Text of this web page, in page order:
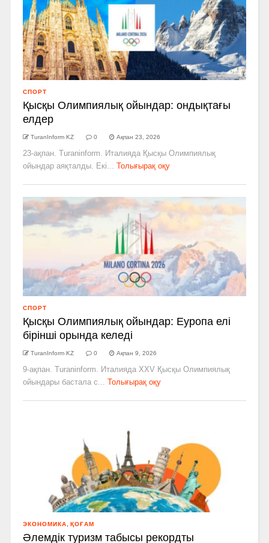
СПОРТ
Қысқы Олимпиялық ойындар: ондықтағы
елдер
TuranInform KZ 0 Ақпан 23, 2026
23-ақпан. Turaninform. Италияда Қысқы Олимпиялық
ойындар аяқталды. Екі...
Толығырақ оқу
СПОРТ
Қысқы Олимпиялық ойындар: Еуропа елі
бірінші орында келеді
TuranInform KZ 0 Ақпан 9, 2026
9-ақпан. Turaninform. Италияда XXV Қысқы Олимпиялық
ойындары бастала с...
Толығырақ оқу
ЭКОНОМИКА ҚОҒАМ
Әлемдік туризм табысы рекордты